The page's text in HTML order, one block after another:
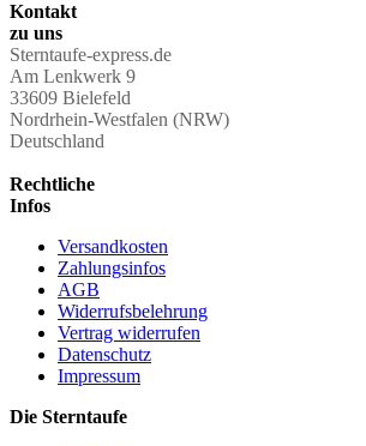
Kontakt
zu uns
Sterntaufe-express.de
Am Lenkwerk 9
33609 Bielefeld
Nordrhein-Westfalen (NRW)
Deutschland
Rechtliche
Infos
Versandkosten
Zahlungsinfos
AGB
Widerrufsbelehrung
Vertrag widerrufen
Datenschutz
Impressum
Die Sterntaufe